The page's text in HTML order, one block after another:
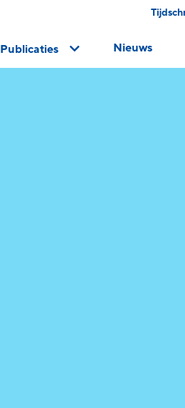
Publicaties Nieuws